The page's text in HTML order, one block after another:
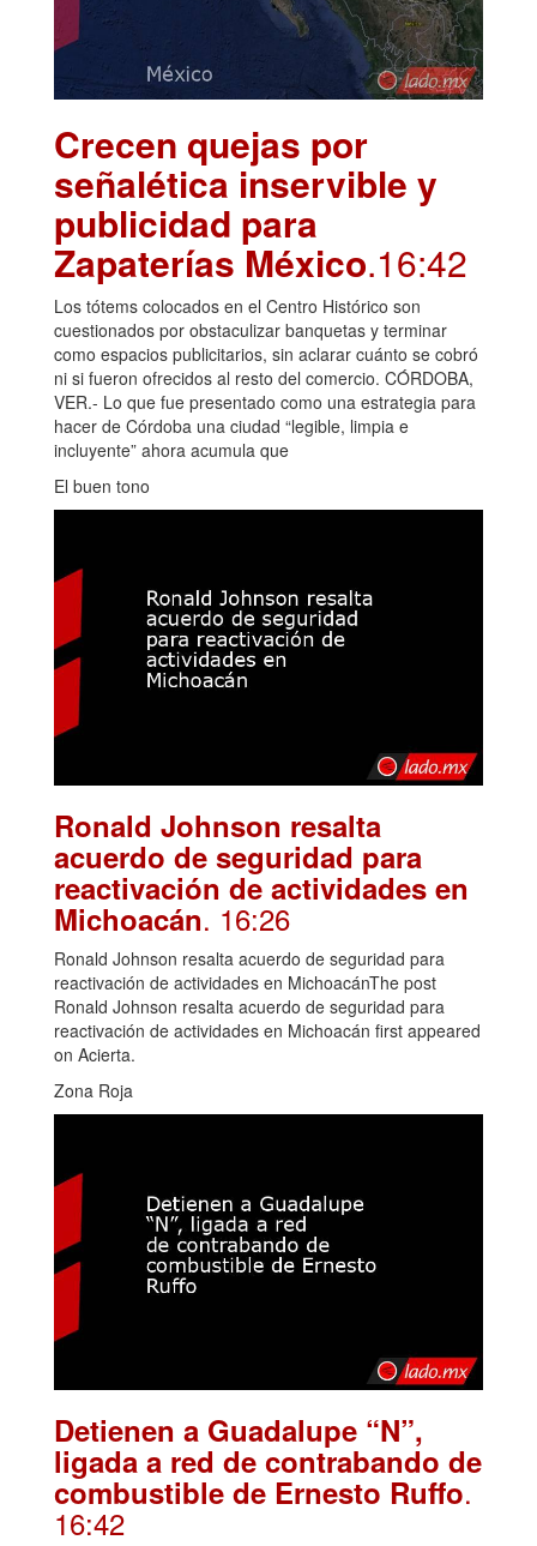
Crecen quejas por
señalética inservible y
publicidad para
Zapaterías México.16:42
Los tótems colocados en el Centro Histórico son
cuestionados por obstaculizar banquetas y terminar
como espacios publicitarios, sin aclarar cuánto se cobró
ni si fueron ofrecidos al resto del comercio. CÓRDOBA,
VER.- Lo que fue presentado como una estrategia para
hacer de Córdoba una ciudad “legible, limpia e
incluyente” ahora acumula que
El buen tono
Ronald Johnson resalta
acuerdo de seguridad para
reactivación de actividades en
Michoacán. 16:26
Ronald Johnson resalta acuerdo de seguridad para
reactivación de actividades en MichoacánThe post
Ronald Johnson resalta acuerdo de seguridad para
reactivación de actividades en Michoacán first appeared
on Acierta.
Zona Roja
Detienen a Guadalupe “N”,
ligada a red de contrabando de
combustible de Ernesto Ruffo.
16:42